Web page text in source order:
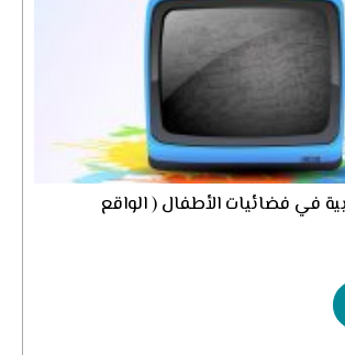
في فضائيات الأطفال ( الواقع